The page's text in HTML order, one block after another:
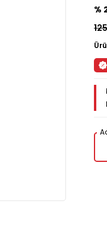
%